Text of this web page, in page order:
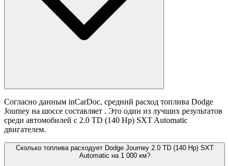
Согласно данным inCarDoc, средний расход топлива Dodge
Journey на шоссе составляет . Это один из лучших результатов
среди автомобилей с 2.0 TD (140 Hp) SXT Automatic
двигателем.
Сколько топлива расходует Dodge Journey 2.0 TD (140 Hp) SXT
Automatic на 1 000 км?